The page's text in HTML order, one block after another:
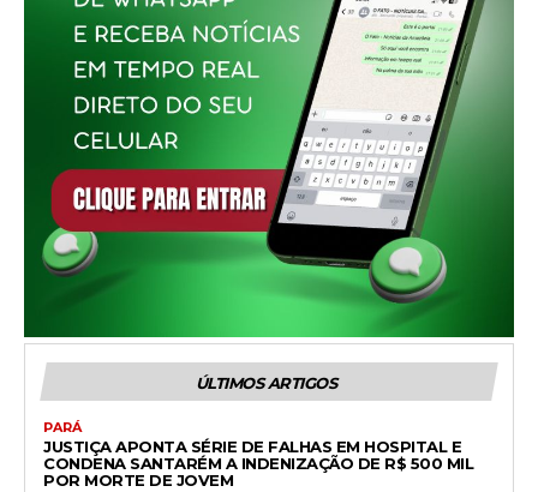
ÚLTIMOS ARTIGOS
PARÁ
JUSTIÇA APONTA SÉRIE DE FALHAS EM HOSPITAL E
CONDENA SANTARÉM A INDENIZAÇÃO DE R$ 500 MIL
POR MORTE DE JOVEM